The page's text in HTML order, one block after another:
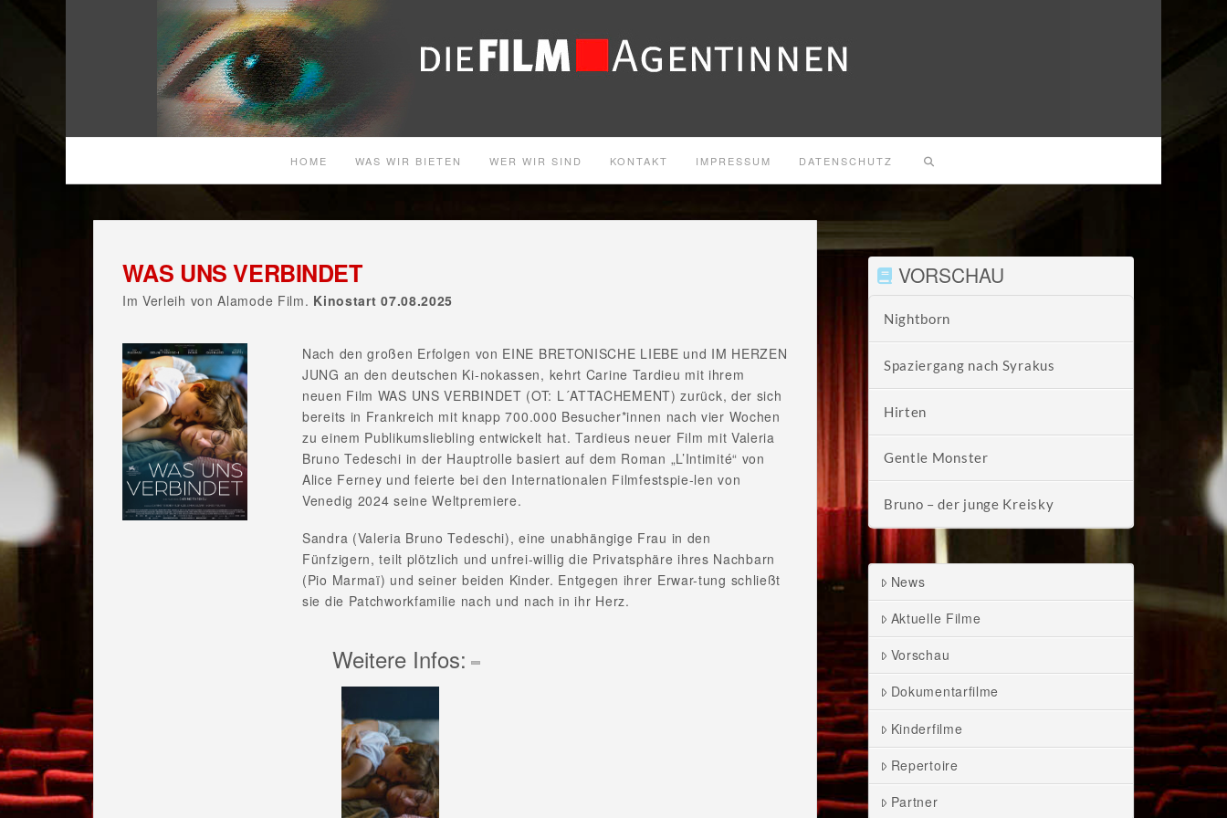
HOME WAS WIR BIETEN WER WIR SIND KONTAKT IMPRESSUM DATENSCHUTZ
WAS UNS VERBINDET
Im Verleih von Alamode Film. Kinostart 07.08.2025
Nach den großen Erfolgen von EINE BRETONISCHE LIEBE und IM HERZEN
JUNG an den deutschen Ki-nokassen, kehrt Carine Tardieu mit ihrem
neuen Film WAS UNS VERBINDET (OT: L´ATTACHEMENT) zurück, der sich
bereits in Frankreich mit knapp 700.000 Besucher*innen nach vier Wochen
zu einem Publikumsliebling entwickelt hat. Tardieus neuer Film mit Valeria
Bruno Tedeschi in der Hauptrolle basiert auf dem Roman „L’Intimité“ von
Alice Ferney und feierte bei den Internationalen Filmfestspie-len von
Venedig 2024 seine Weltpremiere.
Sandra (Valeria Bruno Tedeschi), eine unabhängige Frau in den
Fünfzigern, teilt plötzlich und unfrei-willig die Privatsphäre ihres Nachbarn
(Pio Marmaï) und seiner beiden Kinder. Entgegen ihrer Erwar-tung schließt
sie die Patchworkfamilie nach und nach in ihr Herz.
Weitere Infos:
VORSCHAU
Nightborn
Spaziergang nach Syrakus
Hirten
Gentle Monster
Bruno – der junge Kreisky
News
Aktuelle Filme
Vorschau
Dokumentarfilme
Kinderfilme
Repertoire
Partner